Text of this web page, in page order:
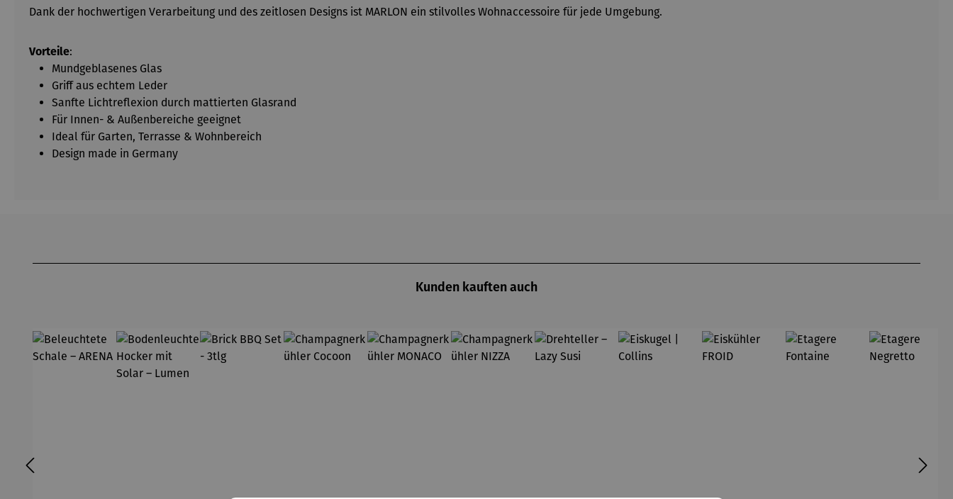
Dank der hochwertigen Verarbeitung und des zeitlosen Designs ist MARLON ein stilvolles Wohnaccessoire für jede Umgebung.
Vorteile:
Mundgeblasenes Glas
Griff aus echtem Leder
Sanfte Lichtreflexion durch mattierten Glasrand
Für Innen- & Außenbereiche geeignet
Ideal für Garten, Terrasse & Wohnbereich
Design made in Germany
Kunden kauften auch